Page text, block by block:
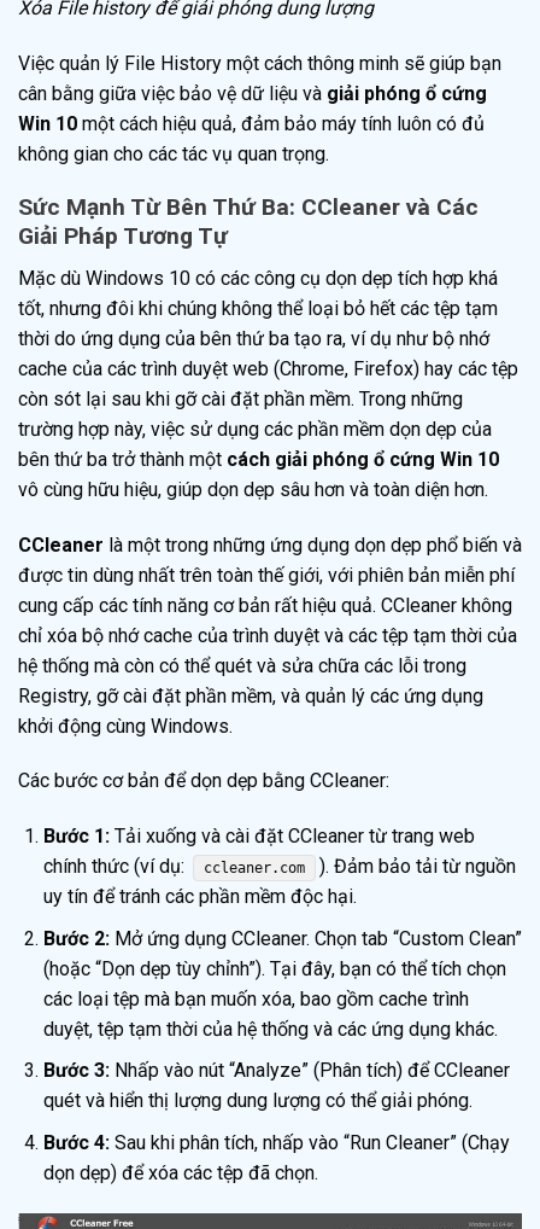
Xóa File history để giải phóng dung lượng
Việc quản lý File History một cách thông minh sẽ giúp bạn
cân bằng giữa việc bảo vệ dữ liệu và giải phóng ổ cứng
Win 10 một cách hiệu quả, đảm bảo máy tính luôn có đủ
không gian cho các tác vụ quan trọng.
Sức Mạnh Từ Bên Thứ Ba: CCleaner và Các
Giải Pháp Tương Tự
Mặc dù Windows 10 có các công cụ dọn dẹp tích hợp khá
tốt, nhưng đôi khi chúng không thể loại bỏ hết các tệp tạm
thời do ứng dụng của bên thứ ba tạo ra, ví dụ như bộ nhớ
cache của các trình duyệt web (Chrome, Firefox) hay các tệp
còn sót lại sau khi gỡ cài đặt phần mềm. Trong những
trường hợp này, việc sử dụng các phần mềm dọn dẹp của
bên thứ ba trở thành một cách giải phóng ổ cứng Win 10
vô cùng hữu hiệu, giúp dọn dẹp sâu hơn và toàn diện hơn.
CCleaner là một trong những ứng dụng dọn dẹp phổ biến và
được tin dùng nhất trên toàn thế giới, với phiên bản miễn phí
cung cấp các tính năng cơ bản rất hiệu quả. CCleaner không
chỉ xóa bộ nhớ cache của trình duyệt và các tệp tạm thời của
hệ thống mà còn có thể quét và sửa chữa các lỗi trong
Registry, gỡ cài đặt phần mềm, và quản lý các ứng dụng
khởi động cùng Windows.
Các bước cơ bản để dọn dẹp bằng CCleaner:
Bước 1:Tải xuống và cài đặt CCleaner từ trang web
chính thức (ví dụ:
ccleaner.com
). Đảm bảo tải từ nguồn
uy tín để tránh các phần mềm độc hại.
Bước 2:Mở ứng dụng CCleaner. Chọn tab “Custom Clean”
(hoặc “Dọn dẹp tùy chỉnh”). Tại đây, bạn có thể tích chọn
các loại tệp mà bạn muốn xóa, bao gồm cache trình
duyệt, tệp tạm thời của hệ thống và các ứng dụng khác.
Bước 3:Nhấp vào nút “Analyze” (Phân tích) để CCleaner
quét và hiển thị lượng dung lượng có thể giải phóng.
Bước 4:Sau khi phân tích, nhấp vào “Run Cleaner” (Chạy
dọn dẹp) để xóa các tệp đã chọn.